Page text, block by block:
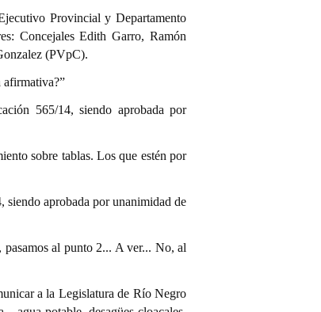
Provincial y Departamento
Concejales Edith Garro, Ramón
(PVpC).
afirmativa?”
565/14, siendo aprobada por
sobre tablas. Los que estén por
siendo aprobada por unanimidad de
al punto 2... A ver... No, al
a la Legislatura de Río Negro